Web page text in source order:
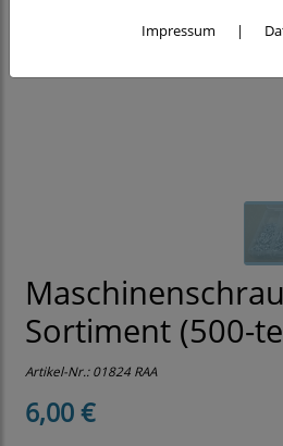
Sortiment (500-
Artikel-Nr.:01824 RAA
6,00 €
Impressum |